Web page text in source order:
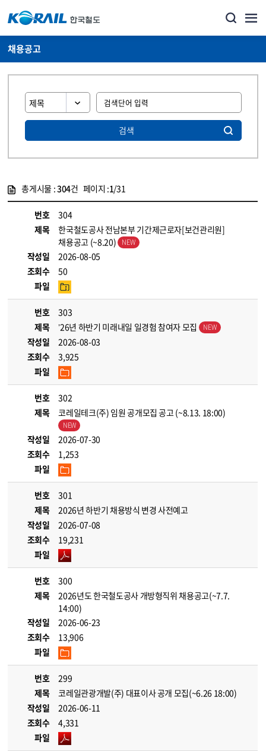
채용공고
검색
총게시물 :304건 페이지 :1/31
번호
304
제목
한국철도공사 전남본부 기간제근로자[보건관리원]
채용공고 (~8.20)
작성일
2026-08-05
조회수
50
파일
번호
303
제목
’26년 하반기 미래내일 일경험 참여자 모집
작성일
2026-08-03
조회수
3,925
파일
번호
302
제목
코레일테크(주) 임원 공개모집 공고 (~8.13. 18:00)
작성일
2026-07-30
조회수
1,253
파일
번호
301
제목
2026년 하반기 채용방식 변경 사전예고
작성일
2026-07-08
조회수
19,231
파일
번호
300
제목
2026년도 한국철도공사 개방형직위 채용공고(~7.7.
14:00)
작성일
2026-06-23
조회수
13,906
파일
번호
299
제목
코레일관광개발(주) 대표이사 공개 모집(~6.26 18:00)
작성일
2026-06-11
조회수
4,331
파일